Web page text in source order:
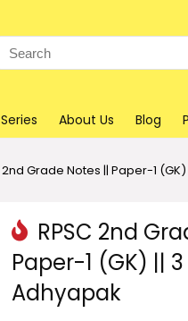
Search
About Us Blog
2nd Grade Notes || Paper-1
RPSC 2nd
Paper-1 (GK) ||
Adhyapak